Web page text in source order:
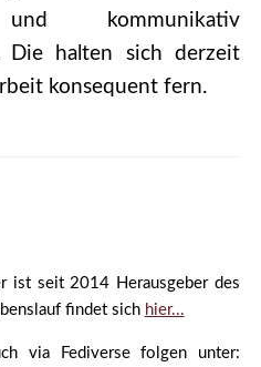
und kommunikativ
Die halten sich derzeit
konsequent fern.
ist seit 2014 Herausgeber des
findet sich hier...
via Fediverse folgen unter: